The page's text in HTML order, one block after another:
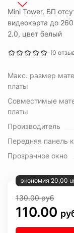
Mini Tower, БП
видеокарта до
2.0, цвет белый
(0
Макс. размер
платы
Совместимые
платы
Производитель
Передняя панель
Прозрачное окно
экономия 20,00
130.00руб
110.00